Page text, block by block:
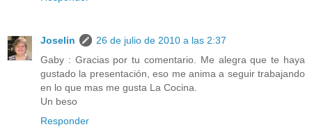
Joselin
26 de julio de 2010 a las 2:37
Gaby : Gracias por tu comentario. Me alegra que te haya
gustado la presentación, eso me anima a seguir trabajando
en lo que mas me gusta La Cocina.
Un beso
Responder